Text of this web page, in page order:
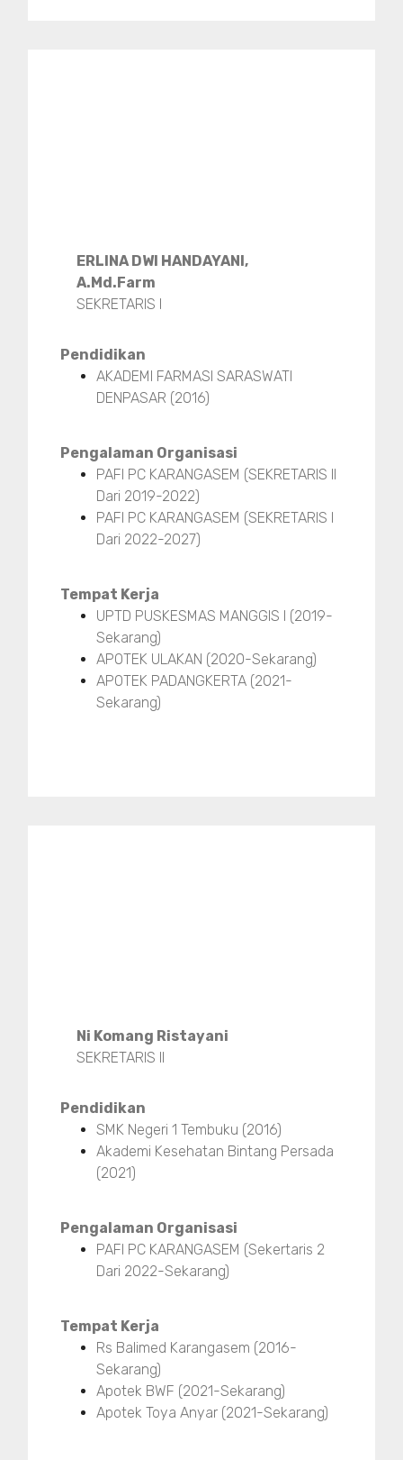
ERLINA DWI HANDAYANI,
A.Md.Farm
SEKRETARIS I
Pendidikan
AKADEMI FARMASI SARASWATI
DENPASAR (2016)
Pengalaman Organisasi
PAFI PC KARANGASEM (SEKRETARIS II
Dari 2019-2022)
PAFI PC KARANGASEM (SEKRETARIS I
Dari 2022-2027)
Tempat Kerja
UPTD PUSKESMAS MANGGIS I (2019-
Sekarang)
APOTEK ULAKAN (2020-Sekarang)
APOTEK PADANGKERTA (2021-
Sekarang)
Ni Komang Ristayani
SEKRETARIS II
Pendidikan
SMK Negeri 1 Tembuku (2016)
Akademi Kesehatan Bintang Persada
(2021)
Pengalaman Organisasi
PAFI PC KARANGASEM (Sekertaris 2
Dari 2022-Sekarang)
Tempat Kerja
Rs Balimed Karangasem (2016-
Sekarang)
Apotek BWF (2021-Sekarang)
Apotek Toya Anyar (2021-Sekarang)